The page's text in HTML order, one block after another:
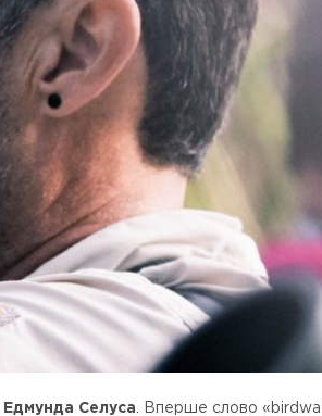
Едмунда Селуса . Вперше слово